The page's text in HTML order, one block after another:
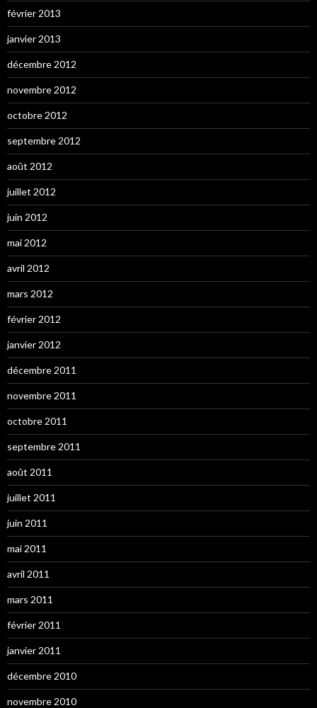
février 2013
janvier 2013
décembre 2012
novembre 2012
octobre 2012
septembre 2012
août 2012
juillet 2012
juin 2012
mai 2012
avril 2012
mars 2012
février 2012
janvier 2012
décembre 2011
novembre 2011
octobre 2011
septembre 2011
août 2011
juillet 2011
juin 2011
mai 2011
avril 2011
mars 2011
février 2011
janvier 2011
décembre 2010
novembre 2010